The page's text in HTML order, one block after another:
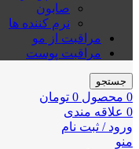
صابون
نرم کننده ها
مراقبت از مو
مراقبت پوست
جستجو
0 محصول 0 تومان
0 علاقه مندی
ورود / ثبت نام
منو